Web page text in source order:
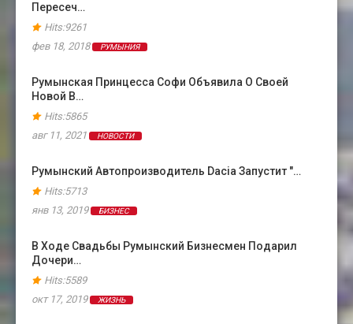
Пересеч…
Hits:9261
фев 18, 2018
РУМЫНИЯ
Румынская Принцесса Софи Объявила О Своей
Новой В…
Hits:5865
авг 11, 2021
НОВОСТИ
Румынский Автопроизводитель Dacia Запустит "…
Hits:5713
янв 13, 2019
БИЗНЕС
В Ходе Свадьбы Румынский Бизнесмен Подарил
Дочери…
Hits:5589
окт 17, 2019
ЖИЗНЬ